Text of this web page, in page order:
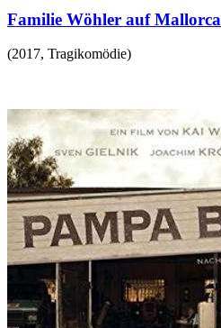
Familie Wöhler auf Mallorca
(2017, Tragikomödie)